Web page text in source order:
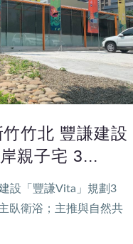
竹北 豐謙建設
親子宅 3...
設「豐謙Vita」規劃3
臥衛浴；主推與自然共